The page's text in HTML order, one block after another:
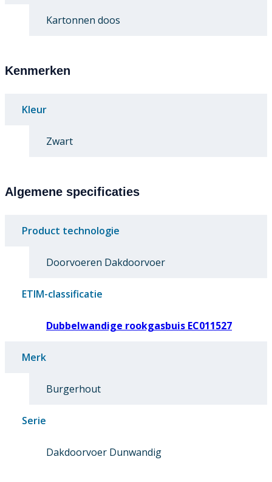
Kartonnen doos
Kenmerken
Kleur
Zwart
Algemene specificaties
Product technologie
Doorvoeren Dakdoorvoer
ETIM-classificatie
Dubbelwandige rookgasbuis EC011527
Merk
Burgerhout
Serie
Dakdoorvoer Dunwandig